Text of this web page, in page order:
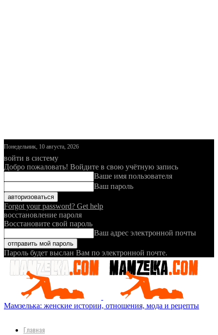
Понедельник, 10 августа, 2026
войти в систему
Добро пожаловать! Войдите в свою учётную запись
Ваше имя пользователя
Ваш пароль
Forgot your password? Get help
восстановление пароля
Восстановите свой пароль
Ваш адрес электронной почты
Пароль будет выслан Вам по электронной почте.
Мамзелька: женские истории, отношения, мода и рецепты
Главная